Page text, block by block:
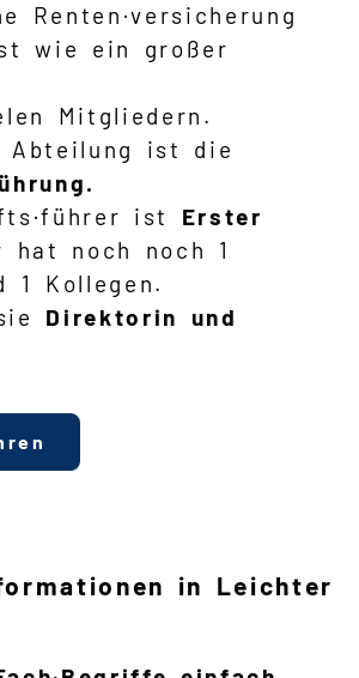
Renten·versicherung
wie ein großer
Mitgliedern.
Abteilung ist die
ist Erster
hat noch noch 1
1 Kollegen.
Direktorin und
in Leichter